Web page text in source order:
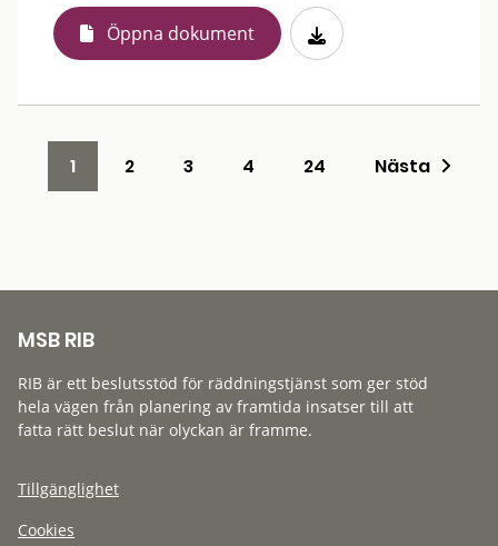
Öppna dokument
1 2 3 4 24 Nästa
MSB RIB
RIB är ett beslutsstöd för räddningstjänst som ger stöd
hela vägen från planering av framtida insatser till att
fatta rätt beslut när olyckan är framme.
Tillgänglighet
Cookies